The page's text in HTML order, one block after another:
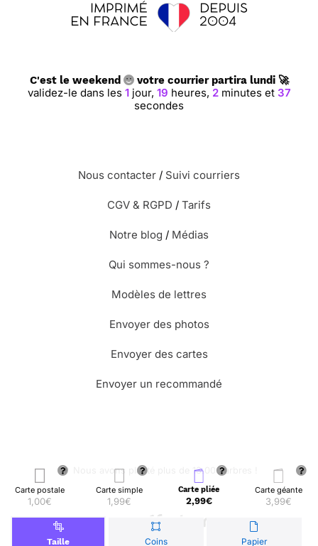
Carte postale
1,00€
Carte simple
1,99€
Carte pliée
2,99€
Carte géante
3,99€
Taille Coins Papier
C'est le weekend votre courrier partira lundi 🚀
validez-le dans les 1jour, 19 heures, 2minutes et 36
secondes
Nous contacter / Suivi courriers
CGV & RGPD / Tarifs
Notre blog / Médias
Qui sommes-nous ?
Modèles de lettres
Envoyer des photos
Envoyer des cartes
Envoyer un recommandé
🌳 Nous avons planté plus de 13.000 arbres !
© Merci Facteur